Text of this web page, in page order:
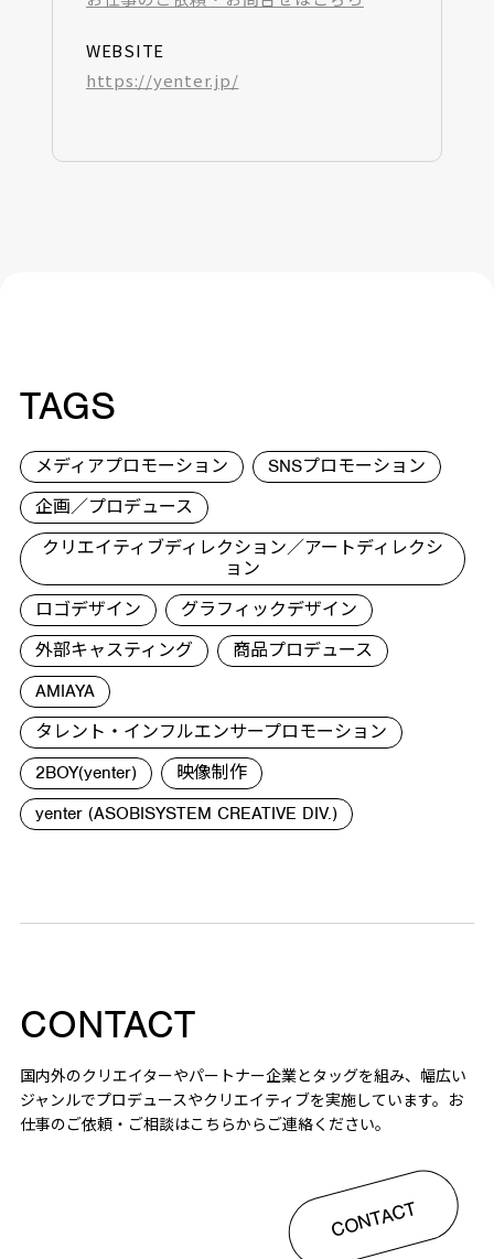
WEBSITE
https://yenter.jp/
TAGS
メディアプロモーション
SNSプロモーション
企画／プロデュース
クリエイティブディレクション／アートディレクシ
ョン
ロゴデザイン
グラフィックデザイン
外部キャスティング
商品プロデュース
AMIAYA
タレント・インフルエンサープロモーション
2BOY(yenter)
映像制作
yenter (ASOBISYSTEM CREATIVE DIV.)
CONTACT
国内外のクリエイターやパートナー企業とタッグを組み、幅広い
ジャンルでプロデュースやクリエイティブを実施しています。お
仕事のご依頼・ご相談はこちらからご連絡ください。
CONTACT